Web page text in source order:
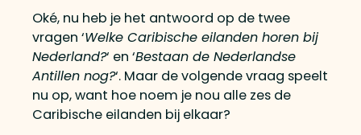
Oké, nu heb je het antwoord op de twee
vragen ‘Welke Caribische eilanden horen bij
Nederland?‘ en ‘Bestaan de Nederlandse
Antillen nog?‘. Maar de volgende vraag speelt
nu op, want hoe noem je nou alle zes de
Caribische eilanden bij elkaar?